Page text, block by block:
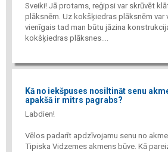
Sveiki! Jā protams, reģipsi var skrūvēt
plāksnēm. Uz kokšķiedras plāksnēm var
vienīgais tad man būtu jāzina
kokšķiedras plāksnes....
Kā no iekšpuses nosiltināt senu
apakšā ir mitrs pagrabs?
Labdien!
Vēlos padarīt apdzīvojamu senu no
Tipiska Vidzemes akmens būve. Kā